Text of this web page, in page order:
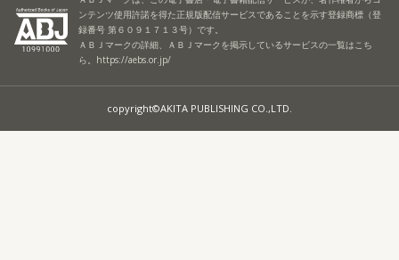
ンテンツ使用許諾を得た正規版配信サービスであることを示す登録商標（登
録番号 第６０９１７１３号）です。
ＡＢＪマークの詳細、ＡＢＪマークを掲示しているサービスの一覧はこち
ら。 https://aebs.or.jp/
copyright©AKITA PUBLISHING CO.,LTD.